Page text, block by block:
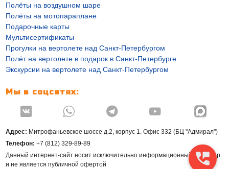
Полёты на воздушном шаре
Полёты на мотопараплане
Подарочные карты
Мультисертификаты
Прогулки на вертолете над Санкт-Петербургом
Полёт на вертолете в подарок в Санкт-Петербурге
Экскурсии на вертолете над Санкт-Петербургом
Мы в соцсетях:
   
Адрес: Митрофаньевское шоссе д.2, корпус 1. Офис 332 (БЦ "Адмирал")
Телефон: +7 (812) 329-89-89
Данный интернет-сайт носит исключительно информационный характер
и не является публичной офертой